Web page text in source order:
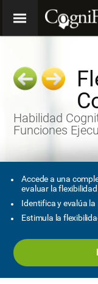
Habilidad
Funciones
Accede a una
evaluar la
Identifica y evalúa
Estimula la